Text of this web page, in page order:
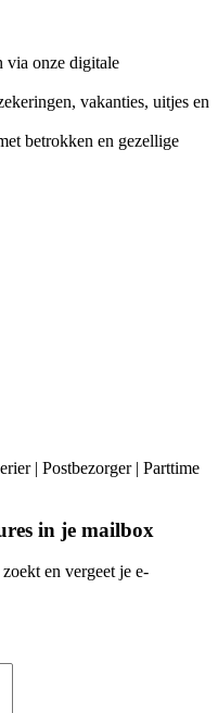
via onze digitale
vakanties, uitjes en
betrokken en gezellige
| Postbezorger | Parttime
in je mailbox
en vergeet je e-